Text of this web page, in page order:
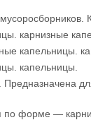
карнизные
капельницы.
капельницы.
по форме —